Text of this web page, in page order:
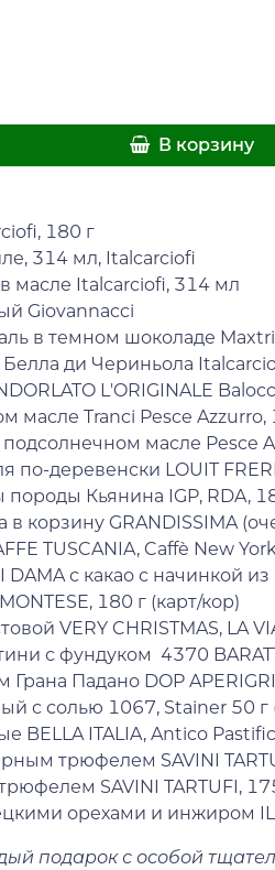
В корзину
180 г
314 мл, Italcarciofi
масле Italcarciofi, 314 мл
Giovannacci
в темном шоколаде
ди Чериньола
L'ORIGINALE
масле Tranci Pesce Azzurro,
масле Pesce
по-деревенски LOUIT
породы Кьянина IGP, RDA,
в корзину GRANDISSIMA
TUSCANIA, Caffè New
DAMA с какао с начинкой
180 г (карт/кор)
VERY CHRISTMAS, LA
с фундуком 4370
Грана Падано DOP
с солью 1067, Stainer 50 г
BELLA ITALIA, Antico
трюфелем SAVINI
SAVINI TARTUFI,
орехами и инжиром IL
подарок с особой